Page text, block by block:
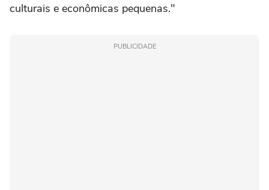
culturais e econômicas pequenas."
PUBLICIDADE